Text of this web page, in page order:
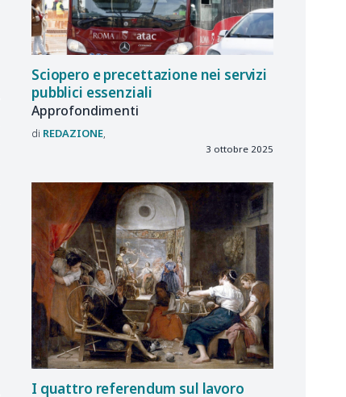
Sciopero e precettazione nei servizi
pubblici essenziali
Approfondimenti
REDAZIONE
3 ottobre 2025
I quattro referendum sul lavoro